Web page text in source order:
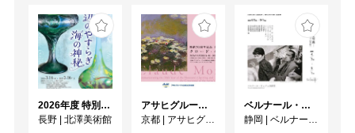
2026年度 特別展「ガレとドーム、アール･ヌーヴォーのガラス 水辺のやすらぎ、海の神秘」
長野 | 北澤美術館
アサヒグループ大山崎山荘美術館 開館30周年記念展「没後100年 クロード・モネ」
京都 | アサヒグループ大山崎山荘美術館
ベルナール・ビュフェと写真 ーカメラがとらえたビュフェとその時代、そして21 世紀へ
静岡 | ベルナール・ビュフェ美術館